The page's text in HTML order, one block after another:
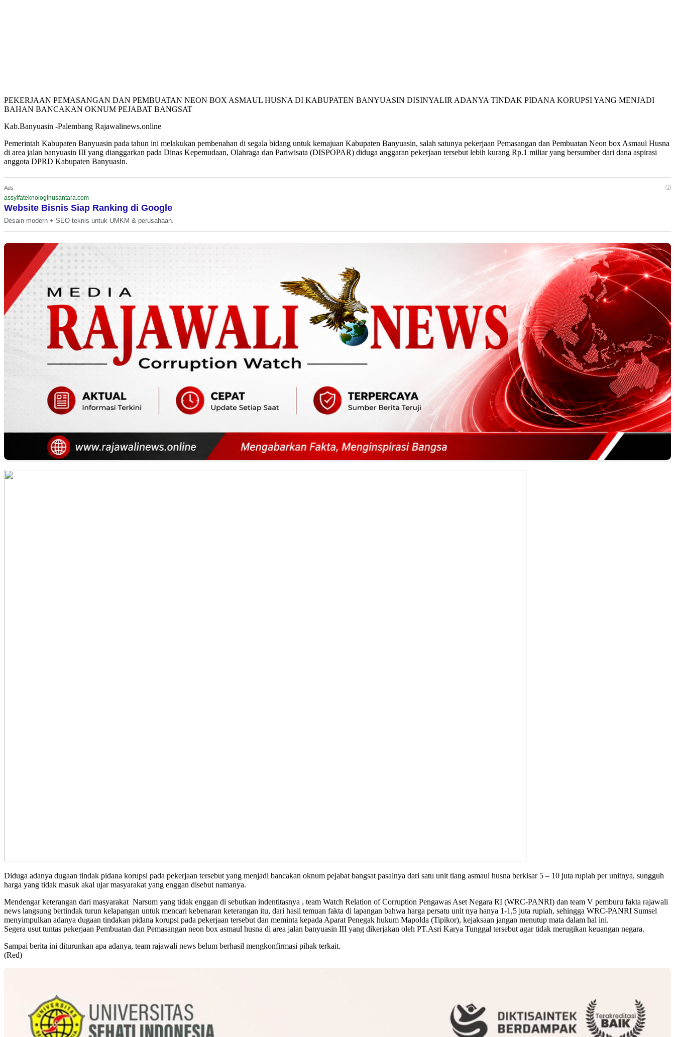
PEKERJAAN PEMASANGAN DAN PEMBUATAN NEON BOX ASMAUL HUSNA DI KABUPATEN BANYUASIN DISINYALIR ADANYA TINDAK PIDANA KORUPSI YANG MENJADI
BAHAN BANCAKAN OKNUM PEJABAT BANGSAT
Kab.Banyuasin -Palembang Rajawalinews.online
Pemerintah Kabupaten Banyuasin pada tahun ini melakukan pembenahan di segala bidang untuk kemajuan Kabupaten Banyuasin, salah satunya pekerjaan Pemasangan dan Pembuatan Neon box Asmaul Husna
di area jalan banyuasin III yang dianggarkan pada Dinas Kepemudaan, Olahraga dan Pariwisata (DISPOPAR) diduga anggaran pekerjaan tersebut lebih kurang Rp.1 miliar yang bersumber dari dana aspirasi
anggota DPRD Kabupaten Banyuasin.
Ads ⓘ
assyifateknologinusantara.com
Website Bisnis Siap Ranking di Google
Desain modern + SEO teknis untuk UMKM & perusahaan.
Diduga adanya dugaan tindak pidana korupsi pada pekerjaan tersebut yang menjadi bancakan oknum pejabat bangsat pasalnya dari satu unit tiang asmaul husna berkisar 5 – 10 juta rupiah per unitnya, sungguh
harga yang tidak masuk akal ujar masyarakat yang enggan disebut namanya.
Mendengar keterangan dari masyarakat Narsum yang tidak enggan di sebutkan indentitasnya , team Watch Relation of Corruption Pengawas Aset Negara RI (WRC-PANRI) dan team V pemburu fakta rajawali
news langsung bertindak turun kelapangan untuk mencari kebenaran keterangan itu, dari hasil temuan fakta di lapangan bahwa harga persatu unit nya hanya 1-1,5 juta rupiah, sehingga WRC-PANRI Sumsel
menyimpulkan adanya dugaan tindakan pidana korupsi pada pekerjaan tersebut dan meminta kepada Aparat Penegak hukum Mapolda (Tipikor), kejaksaan jangan menutup mata dalam hal ini.
Segera usut tuntas pekerjaan Pembuatan dan Pemasangan neon box asmaul husna di area jalan banyuasin III yang dikerjakan oleh PT.Asri Karya Tunggal tersebut agar tidak merugikan keuangan negara.
Sampai berita ini diturunkan apa adanya, team rajawali news belum berhasil mengkonfirmasi pihak terkait.
(Red)